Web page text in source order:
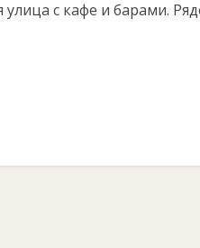
улица с кафе и барами.